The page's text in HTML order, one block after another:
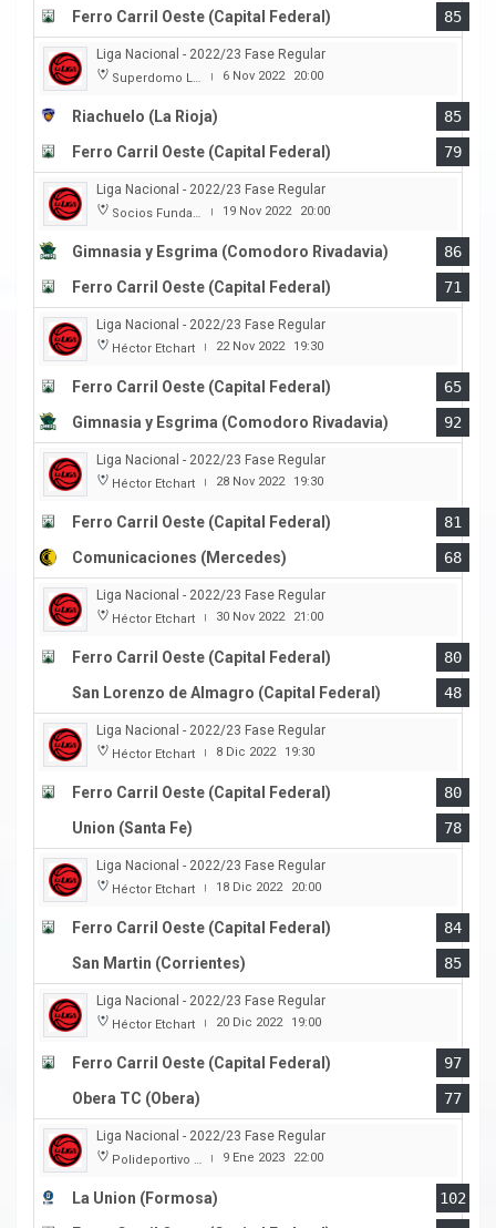
Ferro Carril Oeste (Capital Federal)
85
Liga Nacional - 2022/23 Fase Regular
Superdomo La Rioja | 6 Nov 2022 20:00
Riachuelo (La Rioja)
85
Ferro Carril Oeste (Capital Federal)
79
Liga Nacional - 2022/23 Fase Regular
Socios Fundadores | 19 Nov 2022 20:00
Gimnasia y Esgrima (Comodoro Rivadavia)
86
Ferro Carril Oeste (Capital Federal)
71
Liga Nacional - 2022/23 Fase Regular
Héctor Etchart | 22 Nov 2022 19:30
Ferro Carril Oeste (Capital Federal)
65
Gimnasia y Esgrima (Comodoro Rivadavia)
92
Liga Nacional - 2022/23 Fase Regular
Héctor Etchart | 28 Nov 2022 19:30
Ferro Carril Oeste (Capital Federal)
81
Comunicaciones (Mercedes)
68
Liga Nacional - 2022/23 Fase Regular
Héctor Etchart | 30 Nov 2022 21:00
Ferro Carril Oeste (Capital Federal)
80
San Lorenzo de Almagro (Capital Federal)
48
Liga Nacional - 2022/23 Fase Regular
Héctor Etchart | 8 Dic 2022 19:30
Ferro Carril Oeste (Capital Federal)
80
Union (Santa Fe)
78
Liga Nacional - 2022/23 Fase Regular
Héctor Etchart | 18 Dic 2022 20:00
Ferro Carril Oeste (Capital Federal)
84
San Martin (Corrientes)
85
Liga Nacional - 2022/23 Fase Regular
Héctor Etchart | 20 Dic 2022 19:00
Ferro Carril Oeste (Capital Federal)
97
Obera TC (Obera)
77
Liga Nacional - 2022/23 Fase Regular
Polideportivo Cincuentenario | 9 Ene 2023 22:00
La Union (Formosa)
102